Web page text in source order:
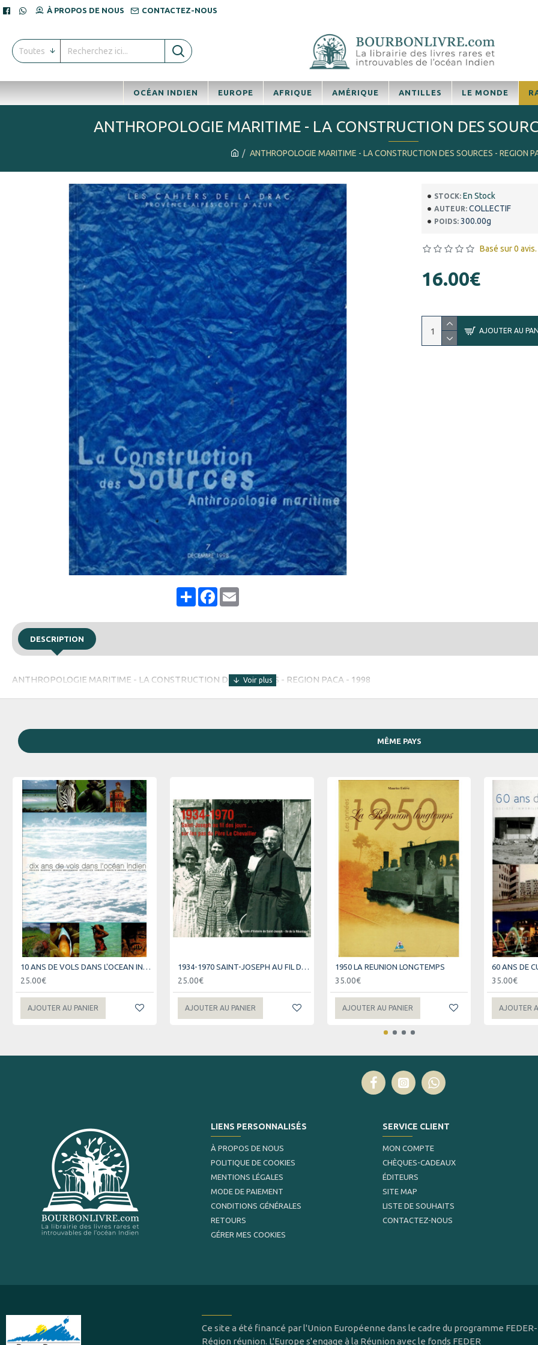
À PROPOS DE NOUS CONTACTEZ-NOUS
Toutes
OCÉAN INDIEN EUROPE AFRIQUE AMÉRIQUE ANTILLES LE MONDE
ANTHROPOLOGIE MARITIME - LA CONSTRUCTION DES SOURCES - REGION
ANTHROPOLOGIE MARITIME - LA CONSTRUCTION DES
ShareFacebook
Email
STOCK: En Stock
AUTEUR: COLLECTIF
POIDS: 300.00g
Basé sur 0 avis.
16.00€
AJOUTER AU
DESCRIPTION
ANTHROPOLOGIE MARITIME - LA CONSTRUCTION DES SOURCES - REGION PACA - 1998
MÊME PAYS
25.00€
AJOUTER AU PANIER
25.00€
AJOUTER AU PANIER
1950 LA REUNION LONGTEMPS
35.00€
AJOUTER AU PANIER
35.00€
AJOUTER
LIENS PERSONNALISÉS
À PROPOS DE NOUS
POLITIQUE DE COOKIES
MENTIONS LÉGALES
MODE DE PAIEMENT
CONDITIONS GÉNÉRALES
RETOURS
GÉRER MES COOKIES
SERVICE CLIENT
MON COMPTE
CHÈQUES-CADEAUX
ÉDITEURS
SITE MAP
LISTE DE SOUHAITS
CONTACTEZ-NOUS
Ce site a été financé par l'Union Européenne dans le cadre du programme
Région réunion. L'Europe s'engage à la Réunion avec le fonds FEDER